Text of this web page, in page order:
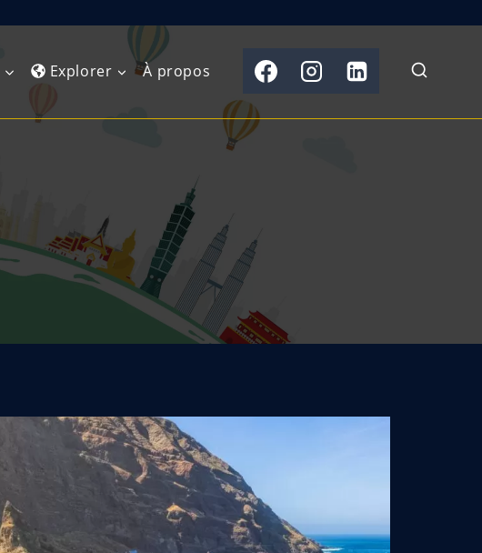
Explorer
Afrique de l’Ouest
Afrique de l’Est
Asie centrale
Sous-continent
indien
Asie du Sud-Est
À propos